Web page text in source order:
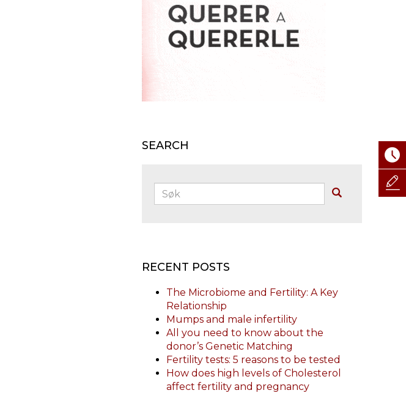
SEARCH
Søk:
RECENT POSTS
The Microbiome and Fertility: A Key
Relationship
Mumps and male infertility
All you need to know about the
donor’s Genetic Matching
Fertility tests: 5 reasons to be tested
How does high levels of Cholesterol
affect fertility and pregnancy